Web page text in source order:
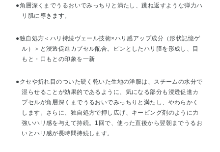
●角層深くまでうるおいでみっちりと満たし、跳ね返すような弾力ハ
リ肌に導きます。
●独自処方＜ハリ持続ヴェール技術×ハリ感アップ成分（形状記憶ゲ
ル）＞と浸透促進カプセル配合。ピンとしたハリ膜を形成し、目
もと・口もとの印象を一新
●クセや折れ目のついた硬く乾いた生地の洋服は、スチームの水分で
湿らせることが効果的であるように、気になる部分も浸透促進カ
プセルが角層深くまでうるおいでみっちりと満たし、やわらかく
します。さらに、独自処方で押し広げ、キーピング剤のように力
強いハリ感を与えて持続。1回で、使った直後から翌朝までうるお
いとハリ感が長時間持続します。